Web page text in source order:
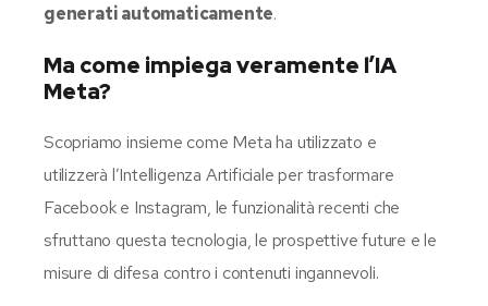
generati automaticamente.
Ma come impiega veramente l’IA
Meta?
Scopriamo insieme come Meta ha utilizzato e
utilizzerà l’Intelligenza Artificiale per trasformare
Facebook e Instagram, le funzionalità recenti che
sfruttano questa tecnologia, le prospettive future e le
misure di difesa contro i contenuti ingannevoli.